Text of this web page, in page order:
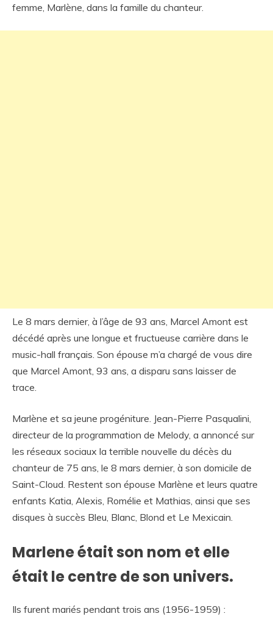
femme, Marlène, dans la famille du chanteur.
Le 8 mars dernier, à l’âge de 93 ans, Marcel Amont est
décédé après une longue et fructueuse carrière dans le
music-hall français. Son épouse m’a chargé de vous dire
que Marcel Amont, 93 ans, a disparu sans laisser de
trace.
Marlène et sa jeune progéniture. Jean-Pierre Pasqualini,
directeur de la programmation de Melody, a annoncé sur
les réseaux sociaux la terrible nouvelle du décès du
chanteur de 75 ans, le 8 mars dernier, à son domicile de
Saint-Cloud. Restent son épouse Marlène et leurs quatre
enfants Katia, Alexis, Romélie et Mathias, ainsi que ses
disques à succès Bleu, Blanc, Blond et Le Mexicain.
Marlene était son nom et elle
était le centre de son univers.
Ils furent mariés pendant trois ans (1956-1959) :